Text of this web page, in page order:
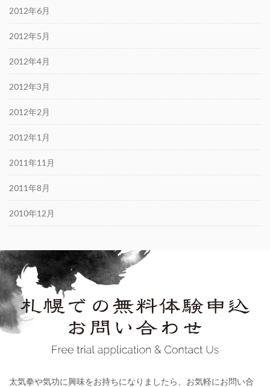
2012年6月
2012年5月
2012年4月
2012年3月
2012年2月
2012年1月
2011年11月
2011年8月
2010年12月
太気拳や気功に興味をお持ちになりましたら、お気軽にお問い合